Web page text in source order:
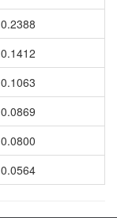
0.2388
0.1412
0.1063
0.0869
0.0800
0.0564